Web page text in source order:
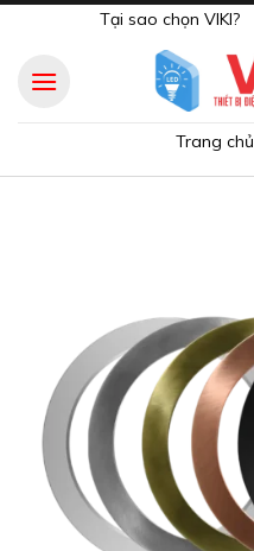
content
Tại sao chọn VIKI?
Trang chủ